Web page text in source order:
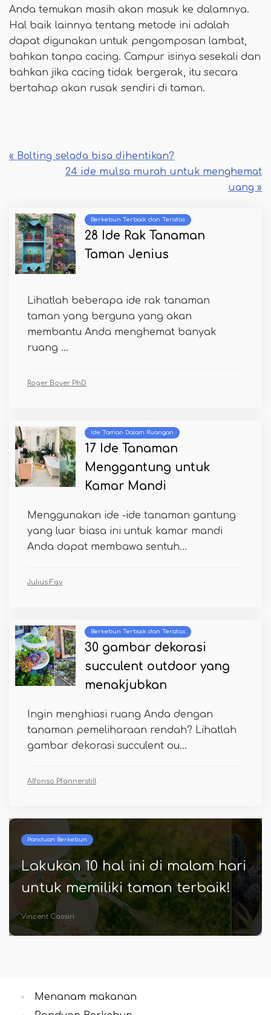
Anda temukan masih akan masuk ke dalamnya.
Hal baik lainnya tentang metode ini adalah
dapat digunakan untuk pengomposan lambat,
bahkan tanpa cacing. Campur isinya sesekali dan
bahkan jika cacing tidak bergerak, itu secara
bertahap akan rusak sendiri di taman.
« Bolting selada bisa dihentikan?
24 ide mulsa murah untuk menghemat
uang »
Berkebun Terbaik dan Teratas
28 Ide Rak Tanaman
Taman Jenius
Lihatlah beberapa ide rak tanaman
taman yang berguna yang akan
membantu Anda menghemat banyak
ruang ...
Roger Boyer PhD
Ide Taman Dalam Ruangan
17 Ide Tanaman
Menggantung untuk
Kamar Mandi
Menggunakan ide -ide tanaman gantung
yang luar biasa ini untuk kamar mandi
Anda dapat membawa sentuh...
Julius Fay
Berkebun Terbaik dan Teratas
30 gambar dekorasi
succulent outdoor yang
menakjubkan
Ingin menghiasi ruang Anda dengan
tanaman pemeliharaan rendah? Lihatlah
gambar dekorasi succulent ou...
Alfonso Pfannerstill
Panduan Berkebun
Lakukan 10 hal ini di malam hari
untuk memiliki taman terbaik!
Vincent Cassin
Menanam makanan